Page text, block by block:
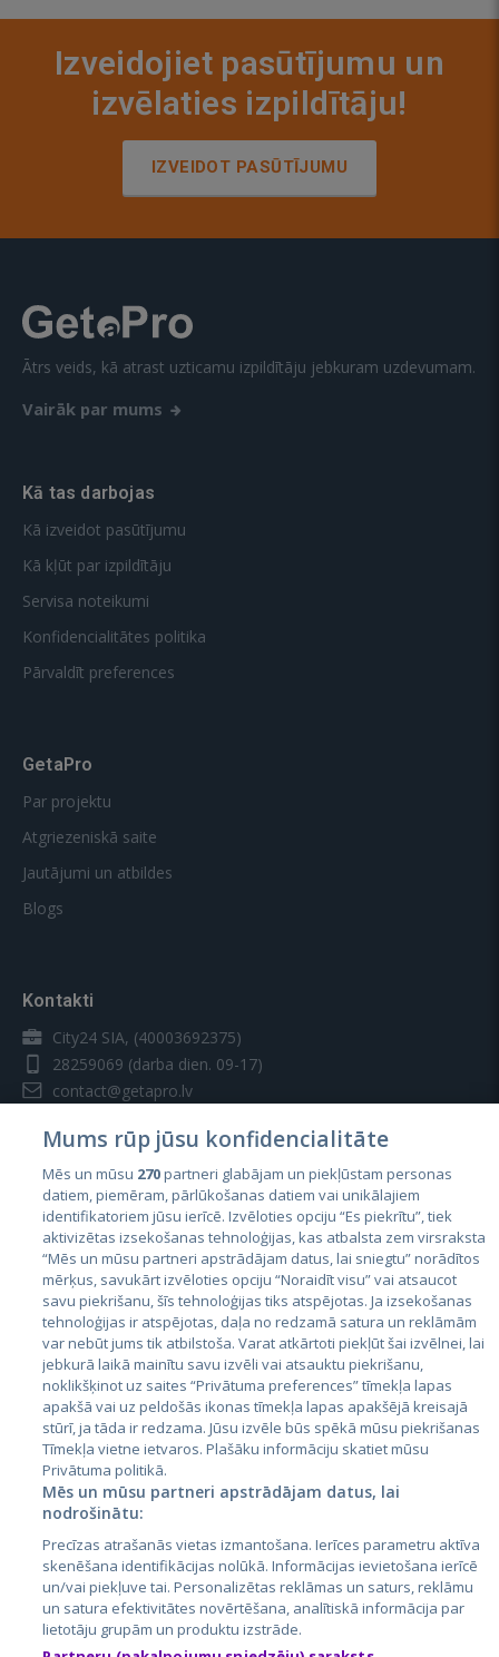
Izveidojiet pasūtījumu un
izvēlaties izpildītāju!
IZVEIDOT PASŪTĪJUMU
Ātrs veids, kā atrast uzticamu izpildītāju jebkuram uzdevumam.
Vairāk par mums
Kā tas darbojas
Kā izveidot pasūtījumu
Kā kļūt par izpildītāju
Servisa noteikumi
Konfidencialitātes politika
Pārvaldīt preferences
GetaPro
Par projektu
Atgriezeniskā saite
Jautājumi un atbildes
Blogs
Kontakti
City24 SIA, (40003692375)
28259069 (darba dien. 09-17)
contact@getapro.lv
Valstis
Igaunija
Latvija
Lietuva
City24.lv
City24.ee
GetaPro.lv
GetaPro.ee
Skelbiu.lt
CVbankas.lt
Kainos.lt
Paslaugos.lt
auto24.ee
Mums rūp jūsu konfidencialitāte
Mēs un mūsu 270partneri glabājam un piekļūstam personas
datiem, piemēram, pārlūkošanas datiem vai unikālajiem
identifikatoriem jūsu ierīcē. Izvēloties opciju “Es piekrītu”, tiek
aktivizētas izsekošanas tehnoloģijas, kas atbalsta zem virsraksta
“Mēs un mūsu partneri apstrādājam datus, lai sniegtu” norādītos
mērķus, savukārt izvēloties opciju “Noraidīt visu” vai atsaucot
savu piekrišanu, šīs tehnoloģijas tiks atspējotas. Ja izsekošanas
tehnoloģijas ir atspējotas, daļa no redzamā satura un reklāmām
var nebūt jums tik atbilstoša. Varat atkārtoti piekļūt šai izvēlnei, lai
jebkurā laikā mainītu savu izvēli vai atsauktu piekrišanu,
noklikšķinot uz saites “Privātuma preferences” tīmekļa lapas
apakšā vai uz peldošās ikonas tīmekļa lapas apakšējā kreisajā
stūrī, ja tāda ir redzama. Jūsu izvēle būs spēkā mūsu piekrišanas
Tīmekļa vietne ietvaros. Plašāku informāciju skatiet mūsu
Privātuma politikā.
Mēs un mūsu partneri apstrādājam datus, lai
nodrošinātu:
Precīzas atrašanās vietas izmantošana. Ierīces parametru aktīva
skenēšana identifikācijas nolūkā. Informācijas ievietošana ierīcē
un/vai piekļuve tai. Personalizētas reklāmas un saturs, reklāmu
un satura efektivitātes novērtēšana, analītiskā informācija par
lietotāju grupām un produktu izstrāde.